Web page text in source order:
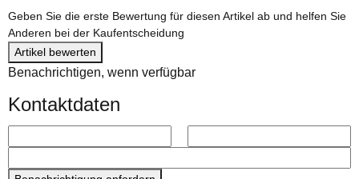
Geben Sie die erste Bewertung für diesen Artikel ab und helfen Sie
Anderen bei der Kaufentscheidung
Artikel bewerten
Benachrichtigen, wenn verfügbar
Kontaktdaten